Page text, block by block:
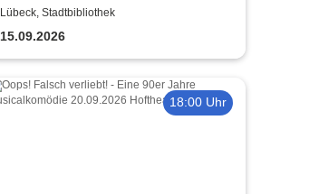
Theater Lübeck
Lübeck, Stadtbibliothek
15.09.2026
18:00 Uhr